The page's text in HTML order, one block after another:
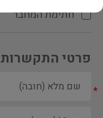
חתימת המחבר
פרטי התקשרות
*